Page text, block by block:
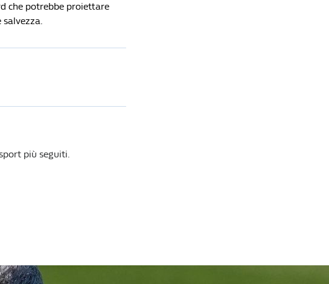
che potrebbe proiettare
più seguiti.